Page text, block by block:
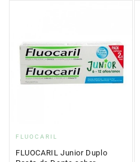
Proveedor:
FLUOCARIL
FLUOCARIL Junior Duplo